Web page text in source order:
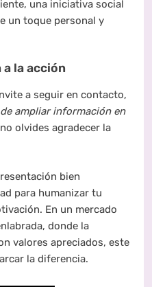
una iniciativa social
un toque personal y
a la acción
a seguir en contacto,
ampliar información en
olvides agradecer la
bien
para humanizar tu
En un mercado
donde la
valores apreciados, este
la diferencia.